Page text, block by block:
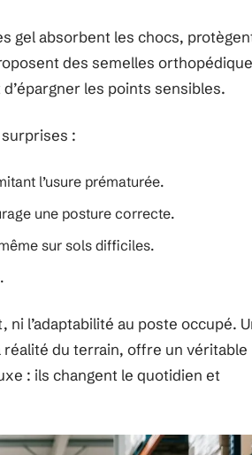
gel absorbent les chocs,
des semelles
les points sensibles.
:
l’usure prématurée.
une posture correcte.
sur sols difficiles.
l’adaptabilité au poste occupé.
réalité du terrain, offre un véritable
: ils changent le quotidien et